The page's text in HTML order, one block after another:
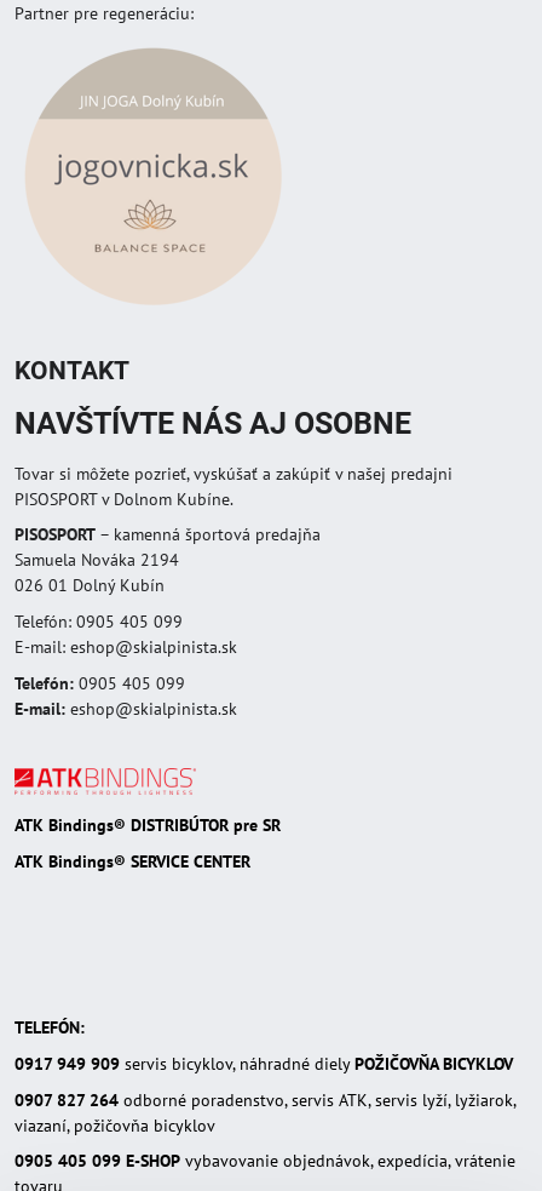
Partner pre regeneráciu:
KONTAKT
NAVŠTÍVTE NÁS AJ OSOBNE
Tovar si môžete pozrieť, vyskúšať a zakúpiť v našej predajni
PISOSPORT v Dolnom Kubíne.
PISOSPORT – kamenná športová predajňa
Samuela Nováka 2194
026 01 Dolný Kubín
Telefón: 0905 405 099
E-mail: eshop@skialpinista.sk
Telefón: 0905 405 099
E-mail: eshop@skialpinista.sk
ATK Bindings® DISTRIBÚTOR pre SR
ATK Bindings® SERVICE CENTER
TELEFÓN:
0917 949 909 servis bicyklov, náhradné dielyPOŽIČOVŇA BICYKLOV
0907 827 264 odborné poradenstvo, servis ATK, servis lyží, lyžiarok,
viazaní, požičovňa bicyklov
0905 405 099 E-SHOP vybavovanie objednávok, expedícia, vrátenie
tovaru